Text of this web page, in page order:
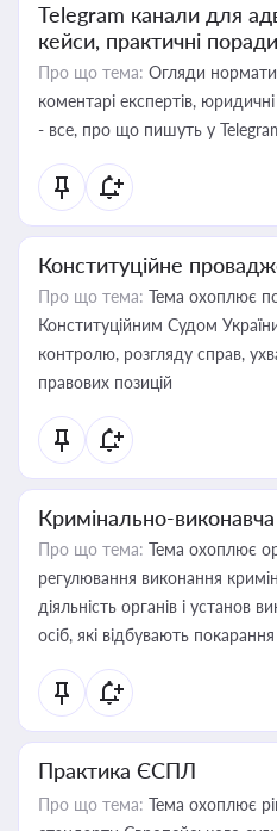
Telegram канали для
кейси, практичні поради
Про що тема: Огляди
коментарі експертів,
- все, про що пишуть у
Конституційне
Про що тема: Тема охоплює
Конституційним Судом
контролю, розгляду справ,
правових позицій
Кримінально-
Про що тема: Тема охоплює
регулювання виконання
діяльність органів і установ
осіб, які відбувають покарання
Практика ЄСПЛ
Про що тема: Тема охоплює